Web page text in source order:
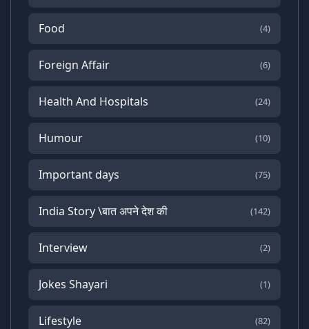
Food (4)
Foreign Affair (6)
Health And Hospitals (24)
Humour (10)
Important days (75)
India Story \बात अपने देश की (142)
Interview (2)
Jokes Shayari (1)
Lifestyle (82)